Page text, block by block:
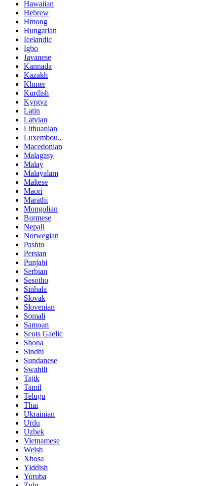
Hawaiian
Hebrew
Hmong
Hungarian
Icelandic
Igbo
Javanese
Kannada
Kazakh
Khmer
Kurdish
Kyrgyz
Latin
Latvian
Lithuanian
Luxembou..
Macedonian
Malagasy
Malay
Malayalam
Maltese
Maori
Marathi
Mongolian
Burmese
Nepali
Norwegian
Pashto
Persian
Punjabi
Serbian
Sesotho
Sinhala
Slovak
Slovenian
Somali
Samoan
Scots Gaelic
Shona
Sindhi
Sundanese
Swahili
Tajik
Tamil
Telugu
Thai
Ukrainian
Urdu
Uzbek
Vietnamese
Welsh
Xhosa
Yiddish
Yoruba